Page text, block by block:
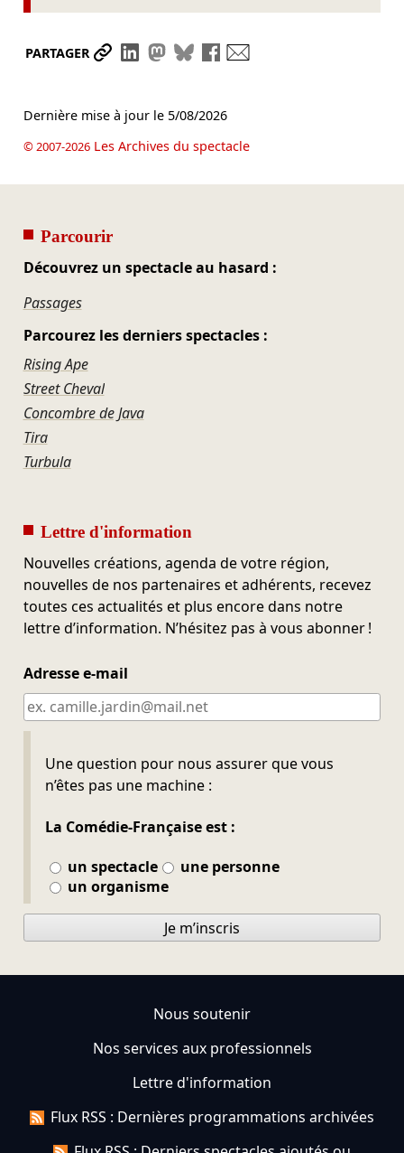
PARTAGER Partager le lien
Partager sur LinkedIn
Partager sur Mastodon
Partager sur Bluesky
Partager sur Facebook
Dernière mise à jour le 5/08/2026
© 2007-2026Les Archives du spectacle
Parcourir
Découvrez un spectacle au hasard :
Passages
Parcourez les derniers spectacles :
Rising Ape
Street Cheval
Concombre de Java
Tira
Turbula
Lettre d'information
Nouvelles créations, agenda de votre région,
nouvelles de nos partenaires et adhérents, recevez
toutes ces actualités et plus encore dans notre
lettre d’information. N’hésitez pas à vous abonner !
Adresse e-mail
Une question pour nous assurer que vous
n’êtes pas une machine :
La Comédie-Française est :
un spectacle
une personne
un organisme
Ne pas remplir
Je m’inscris
Nous soutenir
Nos services aux professionnels
Lettre d'information
Flux RSS : Dernières programmations archivées